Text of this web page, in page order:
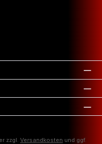
zzgl. Versandkosten und ggf.